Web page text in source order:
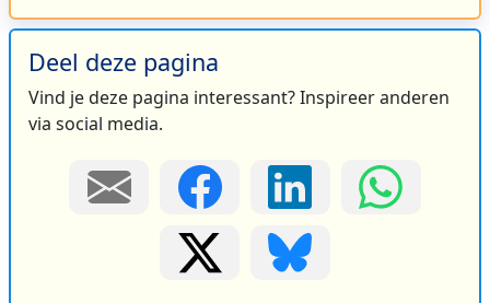
Deel deze pagina
Vind je deze pagina interessant? Inspireer anderen
via social media.